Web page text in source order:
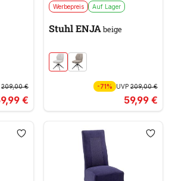
209,00 €
€
Werbepreis Auf Lager
Stuhl ENJAbeige
-71% UVP209,00 €
59,99 €